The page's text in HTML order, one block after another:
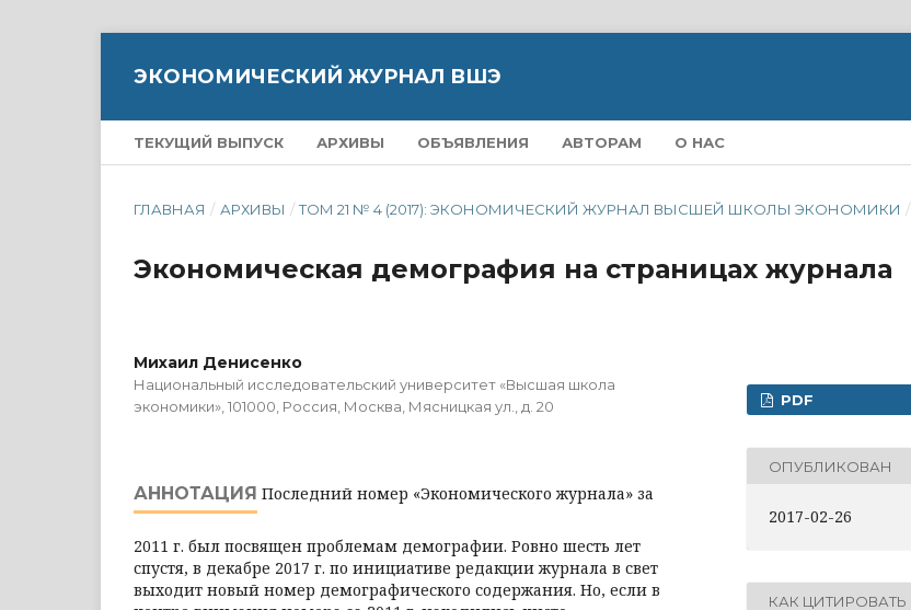
ЭКОНОМИЧЕСКИЙ ЖУРНАЛ ВШЭ
ТЕКУЩИЙ ВЫПУСК АРХИВЫ ОБЪЯВЛЕНИЯ АВТОРАМ О НАС
ГЛАВНАЯ / АРХИВЫ / ТОМ 21 № 4 (2017): ЭКОНОМИЧЕСКИЙ ЖУРНАЛ ВЫСШЕЙ ШКОЛЫ ЭКОНОМИКИ /
Экономическая демография на страницах журнала
Михаил Денисенко
Национальный исследовательский университет «Высшая школа
экономики», 101000, Россия, Москва, Мясницкая ул., д. 20
АННОТАЦИЯ Последний номер «Экономического журнала» за
2011 г. был посвящен проблемам демографии. Ровно шесть лет
спустя, в декабре 2017 г. по инициативе редакции журнала в свет
выходит новый номер демографического содержания. Но, если в
PDF
ОПУБЛИКОВАН
2017-02-26
КАК ЦИТИРОВАТЬ